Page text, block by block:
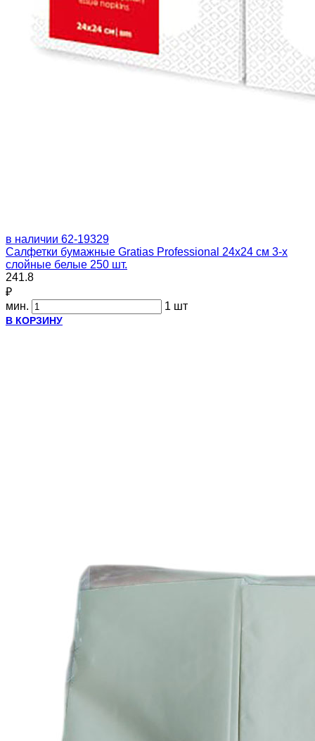
в наличии 62-19329
Салфетки бумажные Gratias Professional 24х24 см 3-х
слойные белые 250 шт.
241.8
₽
мин.
1 шт
В КОРЗИНУ